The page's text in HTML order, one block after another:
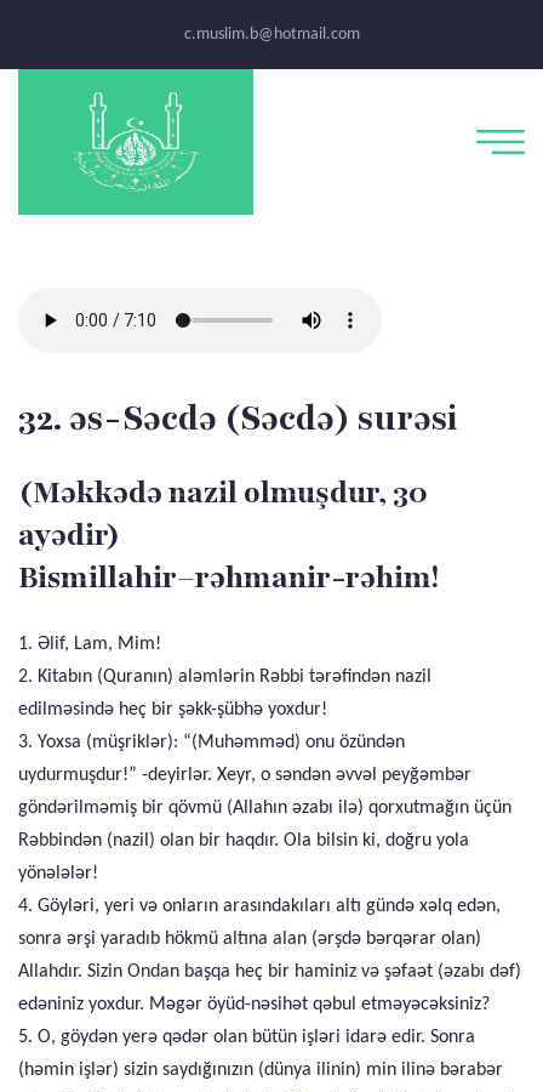
c.muslim.b@hotmail.com
32. əs-Səcdə (Səcdə) surəsi
(Məkkədə nazil olmuşdur, 30
ayədir)
Bismillahir–rəhmanir-rəhim!
1. Əlif, Lam, Mim!
2. Kitabın (Quranın) aləmlərin Rəbbi tərəfindən nazil
edilməsində heç bir şəkk-şübhə yoxdur!
3. Yoxsa (müşriklər): “(Muhəmməd) onu özündən
uydurmuşdur!” -deyirlər. Xeyr, o səndən əvvəl peyğəmbər
göndərilməmiş bir qövmü (Allahın əzabı ilə) qorxutmağın üçün
Rəbbindən (nazil) olan bir haqdır. Ola bilsin ki, doğru yola
yönələlər!
4. Göyləri, yeri və onların arasındakıları altı gündə xəlq edən,
sonra ərşi yaradıb hökmü altına alan (ərşdə bərqərar olan)
Allahdır. Sizin Ondan başqa heç bir haminiz və şəfaət (əzabı dəf)
edəniniz yoxdur. Məgər öyüd-nəsihət qəbul etməyəcəksiniz?
5. O, göydən yerə qədər olan bütün işləri idarə edir. Sonra
(həmin işlər) sizin saydığınızın (dünya ilinin) min ilinə bərabər